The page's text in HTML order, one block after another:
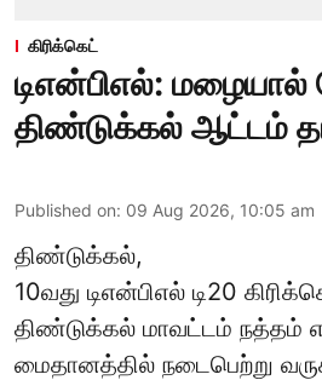
கிரிக்கெட்
டிஎன்பிஎல்: மழையால்
திண்டுக்கல் ஆட்டம்
Published on: 09 Aug 2026, 10:05 am
திண்டுக்கல்,
10வது டிஎன்பிஎல் டி20
திண்டுக்கல் மாவட்டம் நத்தம்
மைதானத்தில் நடைபெற்று